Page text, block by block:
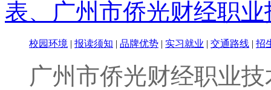
表、广州市侨光财经职
校园环境 报读须知 品牌优势 实习就业 交通路线 招
广州市侨光财经职业